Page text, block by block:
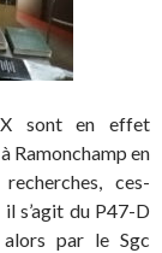
sont en effet
Ramonchamp en
ces-
s’agit du P47-D
par le Sgc